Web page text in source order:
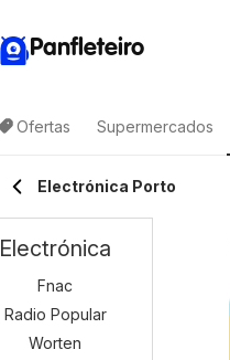
Panfleteiro
Ofertas Supermercados
Electrónica Porto
Electrónica
Fnac
Radio Popular
Worten